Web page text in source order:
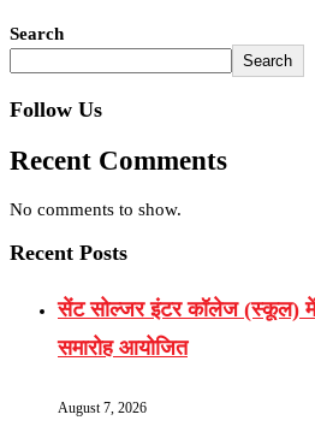
Search
Search
Follow Us
Recent Comments
No comments to show.
Recent Posts
सेंट सोल्जर इंटर कॉलेज (स्कूल) में
समारोह आयोजित
August 7, 2026